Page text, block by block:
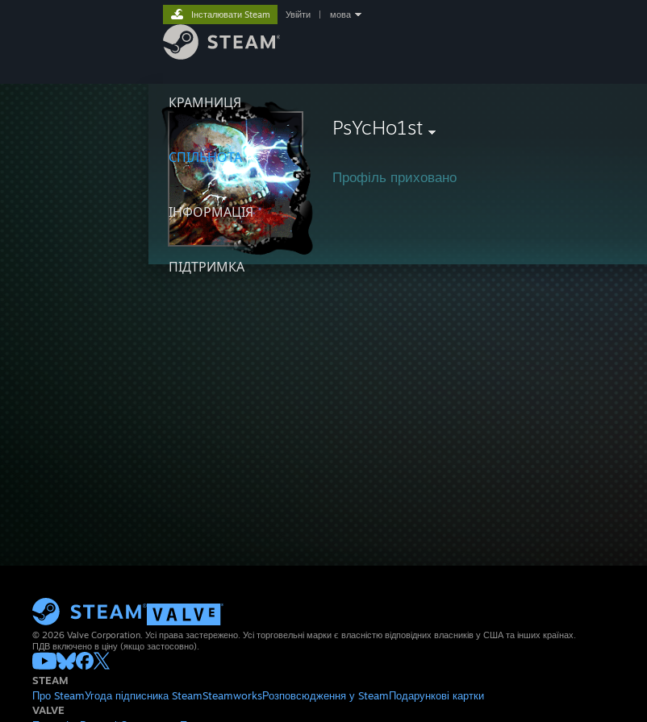
КРАМНИЦЯ
СПІЛЬНОТА
ІНФОРМАЦІЯ
ПІДТРИМКА
Інсталювати Steam Увійти мова
PsYcHo1st
Профіль приховано
© 2026 Valve Corporation. Усі права застережено. Усі торговельні марки є власністю відповідних власників у США та інших країнах.
ПДВ включено в ціну (якщо застосовно).
STEAM
Про SteamУгода підписника SteamSteamworksРозповсюдження у SteamПодарункові картки
VALVE